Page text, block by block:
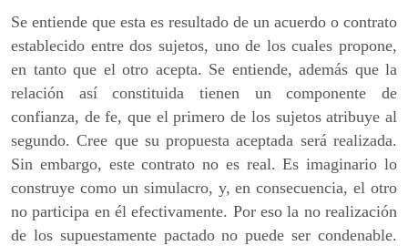
Se entiende que esta es resultado de un acuerdo o contrato
establecido entre dos sujetos, uno de los cuales propone,
en tanto que el otro acepta. Se entiende, además que la
relación así constituida tienen un componente de
confianza, de fe, que el primero de los sujetos atribuye al
segundo. Cree que su propuesta aceptada será realizada.
Sin embargo, este contrato no es real. Es imaginario lo
construye como un simulacro, y, en consecuencia, el otro
no participa en él efectivamente. Por eso la no realización
de los supuestamente pactado no puede ser condenable.